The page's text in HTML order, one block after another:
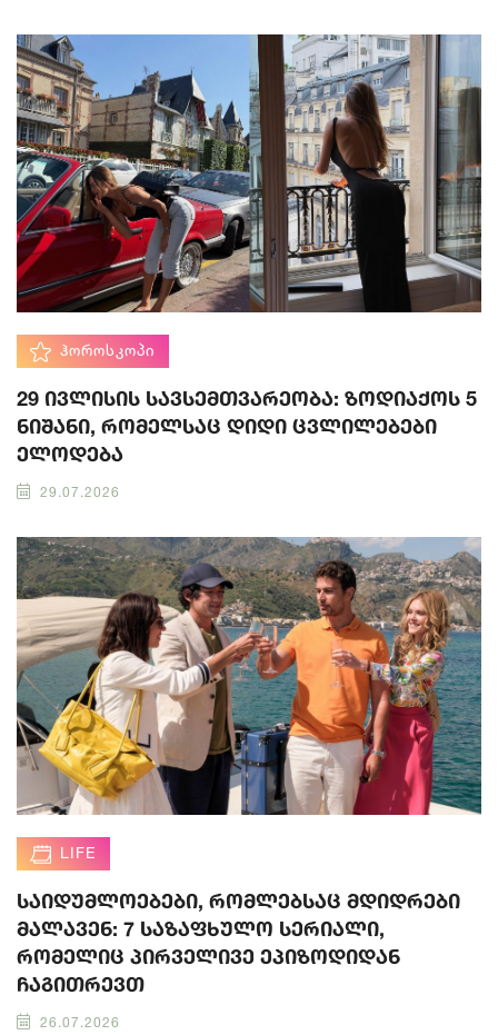
ᲰᲝᲠᲝᲡᲙᲝᲞᲘ
29 ივლისის სავსემთვარეობა: ზოდიაქოს 5
ნიშანი, რომელსაც დიდი ცვლილებები
ელოდება
29.07.2026
LIFE
საიდუმლოებები, რომლებსაც მდიდრები
მალავენ: 7 საზაფხულო სერიალი,
რომელიც პირველივე ეპიზოდიდან
ჩაგითრევთ
26.07.2026